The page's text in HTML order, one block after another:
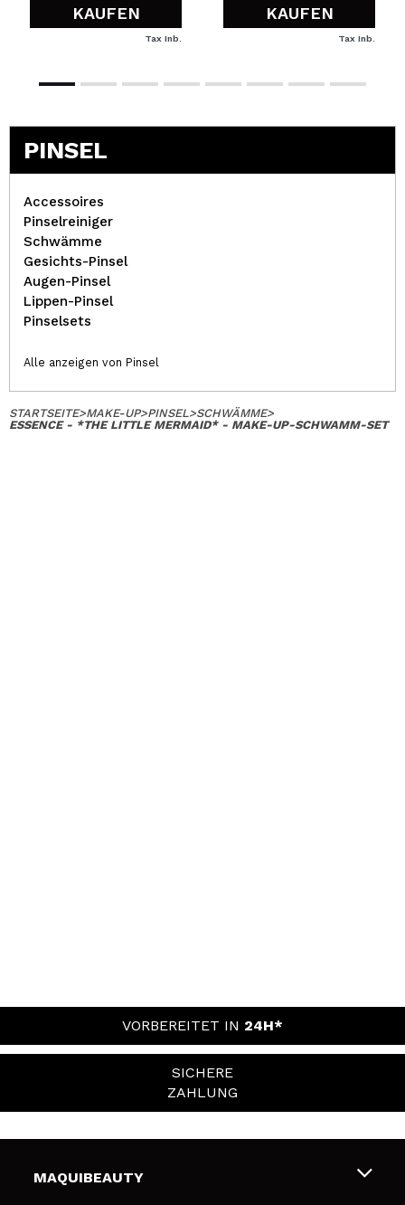
KAUFEN
Tax Inb.
KAUFEN
Tax Inb.
PINSEL
Accessoires
Pinselreiniger
Schwämme
Gesichts-Pinsel
Augen-Pinsel
Lippen-Pinsel
Pinselsets
Alle anzeigen von Pinsel
STARTSEITE>MAKE-UP>PINSEL>SCHWÄMME>
ESSENCE - *THE LITTLE MERMAID* - MAKE-UP-SCHWAMM-SET
VORBEREITET IN 24H*
SICHERE
ZAHLUNG
MAQUIBEAUTY